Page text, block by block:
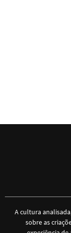
A cultura
sobre as